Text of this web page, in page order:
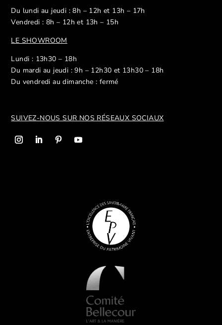
Du lundi au jeudi : 8h – 12h et 13h – 17h
Vendredi : 8h – 12h et 13h – 15h
LE SHOWROOM
Lundi : 13h30 – 18h
Du mardi au jeudi : 9h – 12h30 et 13h30 – 18h
Du vendredi au dimanche : fermé
SUIVEZ-NOUS SUR NOS RÉSEAUX SOCIAUX